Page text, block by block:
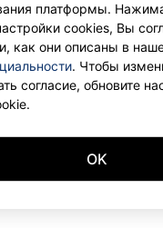
платформы.
cookies, Вы
как они описаны в
. Чтобы
согласие, обновите
OK